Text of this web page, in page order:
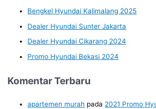
Bengkel Hyundai Kalimalang 2025
Dealer Hyundai Sunter Jakarta
Dealer Hyundai Cikarang 2024
Promo Hyundai Bekasi 2024
Komentar Terbaru
apartemen murah pada 2021 Promo